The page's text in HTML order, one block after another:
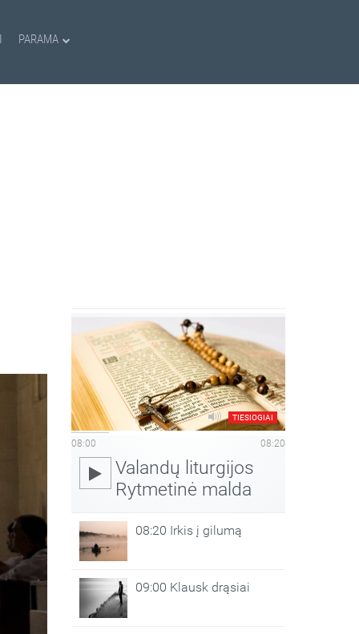
PARAMA
TIESIOGIAI
08:00 08:20
Valandų liturgijos
Rytmetinė malda
08:20 Irkis į gilumą
09:00 Klausk drąsiai